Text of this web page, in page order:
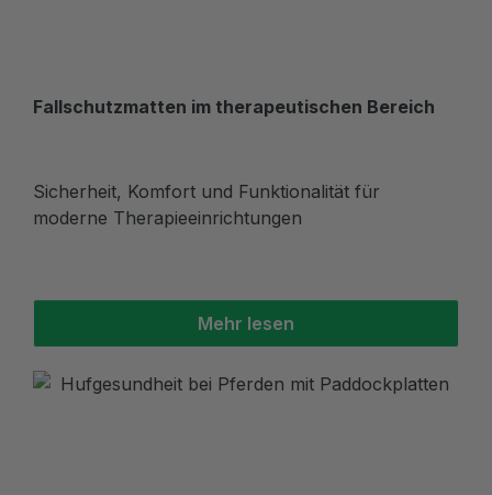
Fallschutzmatten im therapeutischen Bereich
Sicherheit, Komfort und Funktionalität für
moderne Therapieeinrichtungen
Mehr lesen